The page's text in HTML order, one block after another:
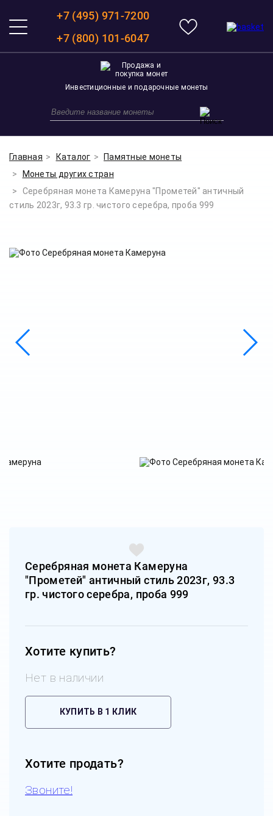
+7 (495) 971-7200
+7 (800) 101-6047
Инвестиционные и подарочные монеты
Главная Каталог
Памятные монеты
Монеты других стран
Серебряная монета Камеруна "Прометей" античный
стиль 2023г, 93.3 гр. чистого серебра, проба 999
Серебряная монета Камеруна
"Прометей" античный стиль 2023г, 93.3
гр. чистого серебра, проба 999
Хотите купить?
Нет в наличии
КУПИТЬ В 1 КЛИК
Хотите продать?
Звоните!